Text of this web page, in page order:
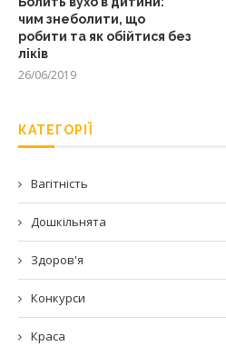
чим знеболити, що
робити та як обійтися без
ліків
26/06/2019
КАТЕГОРІЇ
Вагітність
Дошкільнята
Здоров'я
Конкурси
Краса